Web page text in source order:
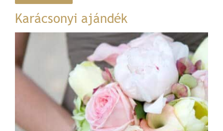
Karácsonyi ajándék